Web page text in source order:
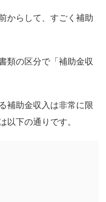
からして、すごく補助
類の区分で「補助金収
補助金収入は非常に限
以下の通りです。